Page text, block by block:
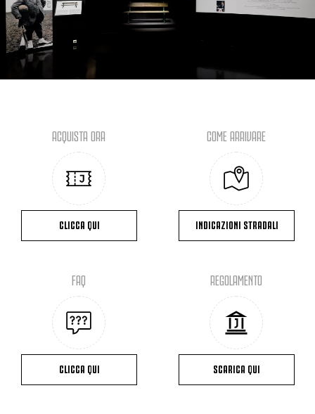
ACQUISTA ORA
CLICCA QUI
COME ARRIVARE
INDICAZIONI STRADALI
FAQ
CLICCA QUI
REGOLAMENTO
SCARICA QUI